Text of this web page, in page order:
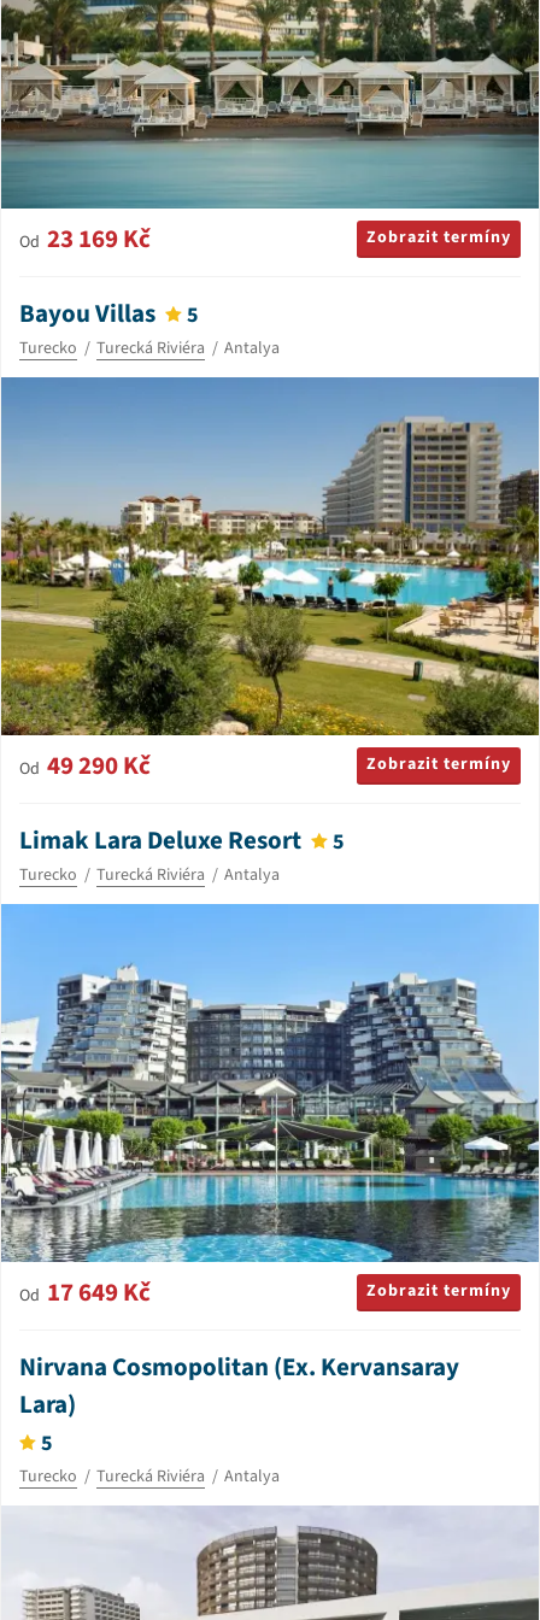
Od 23 169 Kč Zobrazit termíny
Bayou Villas 5
Turecko Turecká Riviéra Antalya
Od 49 290 Kč Zobrazit termíny
Limak Lara Deluxe Resort 5
Turecko Turecká Riviéra Antalya
Od 17 649 Kč Zobrazit termíny
Nirvana Cosmopolitan (Ex. Kervansaray
Lara)
5
Turecko Turecká Riviéra Antalya